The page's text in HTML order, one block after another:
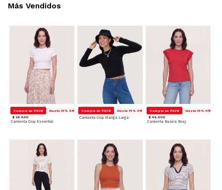
Compra en PACK Hasta 15% Off
$ 39.900
Camiseta Crop Essential
Compra en PACK Hasta 15% Off
Camiseta Crop Manga Larga
Compra en PACK Hasta 15% Off
$ 49.900
Camiseta Basica Boxy
Más Vendidos